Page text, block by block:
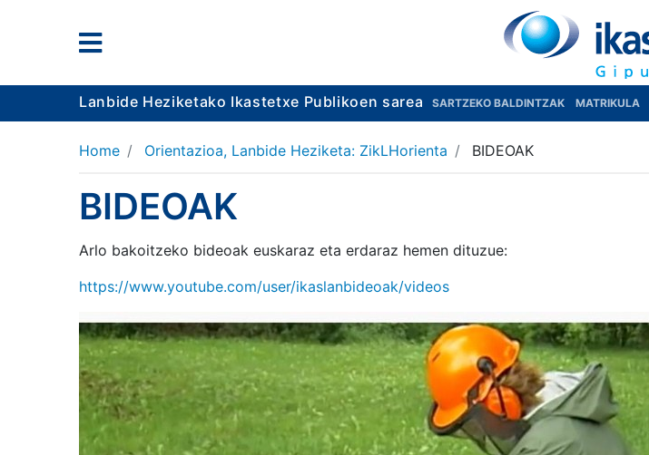
Lanbide Heziketako Ikastetxe Publikoen sarea SARTZEKO BALDINTZAK MATRIKULA
Home Orientazioa, Lanbide Heziketa: ZikLHorienta BIDEOAK
BIDEOAK
Arlo bakoitzeko bideoak euskaraz eta erdaraz hemen dituzue:
https://www.youtube.com/user/ikaslanbideoak/videos